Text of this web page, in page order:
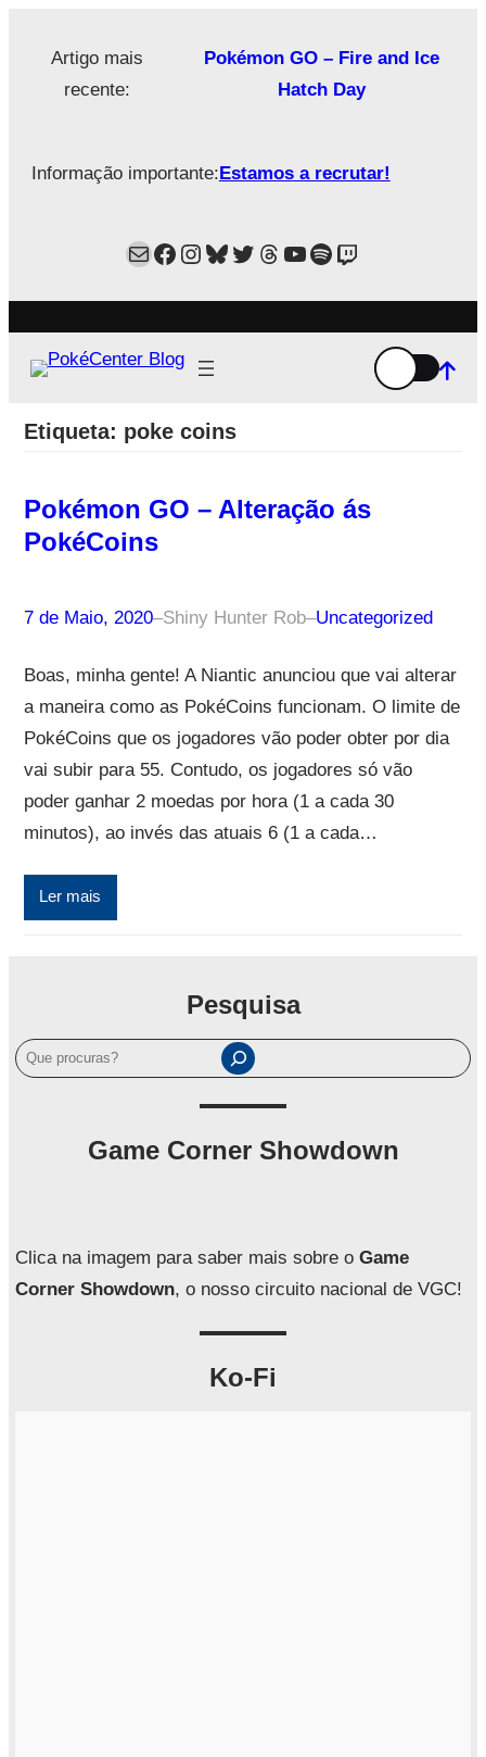
Artigo mais
recente:
Pokémon GO – Fire and Ice
Hatch Day
Informação importante:Estamos a recrutar!
MailFacebook
Instagram
Bluesky
Twitter
Estamos no Threads!
YouTube
Spotify
Twitch
Etiqueta: poke coins
Pokémon GO – Alteração ás
PokéCoins
7 de Maio, 2020–Shiny Hunter Rob–Uncategorized
Boas, minha gente! A Niantic anunciou que vai alterar
a maneira como as PokéCoins funcionam. O limite de
PokéCoins que os jogadores vão poder obter por dia
vai subir para 55. Contudo, os jogadores só vão
poder ganhar 2 moedas por hora (1 a cada 30
minutos), ao invés das atuais 6 (1 a cada…
Ler mais
Pesquisa
P
e
a
Game Corner Showdown
Clica na imagem para saber mais sobre o Game
Corner Showdown, o nosso circuito nacional de VGC!
Ko-Fi